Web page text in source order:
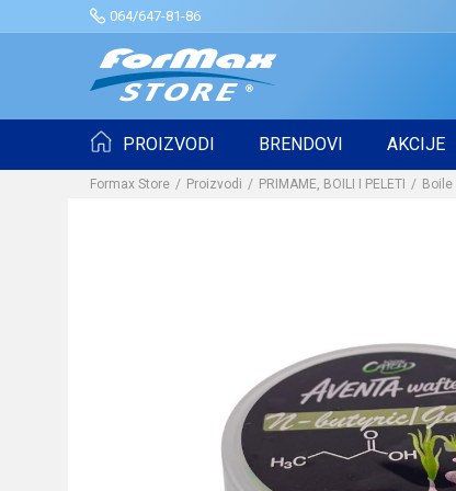
064/647-81-86
PROIZVODI BRENDOVI AKCIJE
Formax Store Proizvodi PRIMAME, BOILI I PELETI Boile